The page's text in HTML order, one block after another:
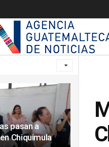
pasan a
Chiquimula